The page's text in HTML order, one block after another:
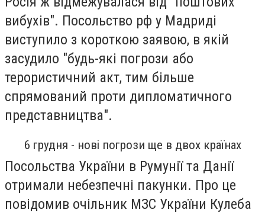
вибухів". Посольство рф у Мадриді
виступило з короткою заявою, в якій
засудило "будь-які погрози або
терористичний акт, тим більше
спрямований проти дипломатичного
представництва".
6 грудня - нові погрози ще в двох країнах
Посольства України в Румунії та Данії
отримали небезпечні пакунки. Про це
повідомив очільник МЗС України Кулеба